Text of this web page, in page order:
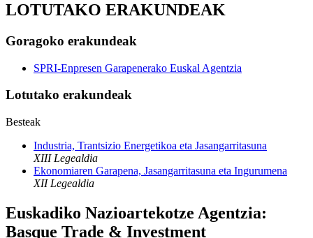
LOTUTAKO ERAKUNDEAK
Goragoko erakundeak
SPRI-Enpresen Garapenerako Euskal Agentzia
Lotutako erakundeak
Besteak
Industria, Trantsizio Energetikoa eta Jasangarritasuna
XIII Legealdia
Ekonomiaren Garapena, Jasangarritasuna eta Ingurumena
XII Legealdia
Euskadiko Nazioartekotze Agentzia:
Basque Trade & Investment